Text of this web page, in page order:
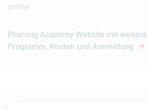
online
Pharmig Academy Website mit
Programm, Kosten und Anmeldung